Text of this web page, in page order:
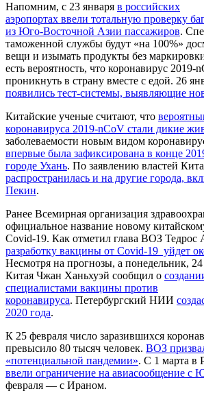
Напомним, с 23 января в российских
аэропортах ввели тотальную проверку
из Юго-Восточной Азии пассажиров.
таможенной службы будут «на 100%»
вещи и изымать продукты без
есть вероятность, что коронавирус 2019-
проникнуть в страну вместе с едой. 26
появились тест-системы, выявляющие
Китайские ученые считают, что
коронавируса 2019-nCoV стали дикие
заболеваемости новым видом
впервые была зафиксирована в конце
городе Ухань. По заявлению властей
распространилась и на другие города,
Пекин.
Ранее Всемирная организация
официальное название новому
Covid-19. Как отметил глава ВОЗ Тедрос
разработку вакцины от Covid-19 уйдет
Несмотря на прогнозы, а понедельник,
Китая Чжан Ханьхуэй сообщил о
специалистами вакцины против
коронавируса. Петербургский НИИ
2020 года.
К 25 февраля число заразившихся
превысило 80 тысяч человек. ВОЗ
«потенциальной пандемии». С 1 марта в
ввели ограничение на авиасообщение с
февраля — с Ираном.